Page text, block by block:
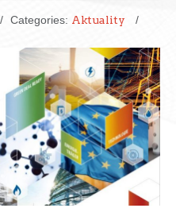
Categories: Aktuality